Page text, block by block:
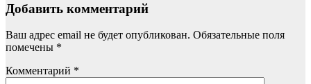
Добавить комментарий
Ваш адрес email не будет опубликован. Обязательные поля
помечены *
Комментарий *